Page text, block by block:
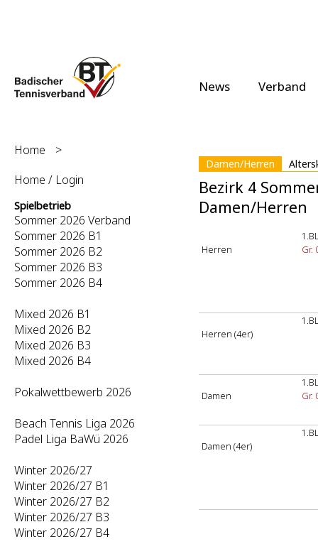
News Verband
Damen/Herren
Home
>
Home / Login
Spielbetrieb
Sommer 2026 Verband
Sommer 2026 B1
Sommer 2026 B2
Sommer 2026 B3
Sommer 2026 B4
Mixed 2026 B1
Mixed 2026 B2
Mixed 2026 B3
Mixed 2026 B4
Pokalwettbewerb 2026
Beach Tennis Liga 2026
Padel Liga BaWü 2026
Winter 2026/27
Winter 2026/27 B1
Winter 2026/27 B2
Winter 2026/27 B3
Winter 2026/27 B4
Bezirk 4
Damen/Herren
1.BL
Herren
Gr.
1.BL
Herren (4er)
1.BL
Damen
Gr.
1.BL
Damen (4er)